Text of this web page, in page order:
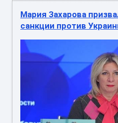
Мария Захарова
санкции против